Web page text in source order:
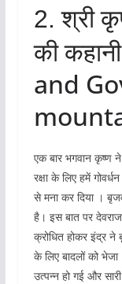
2. श्री
की
and
एक बार भगवान कृष्ण
रक्षा के लिए हमें
से मना कर दिया ।
है। इस बात पर
क्रोधित होकर इंद्र ने
के लिए बादलों को
उत्पन्न हो गई और